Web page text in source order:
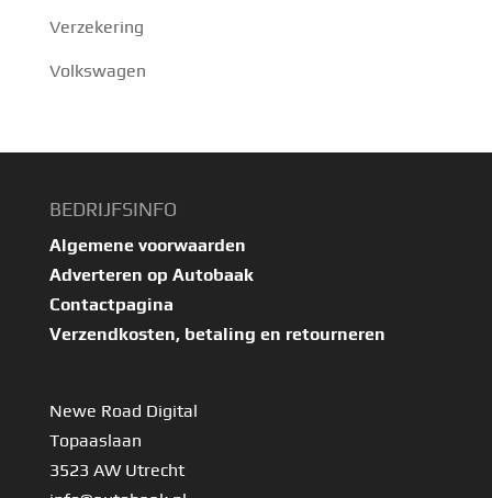
Verzekering
Volkswagen
BEDRIJFSINFO
Algemene voorwaarden
Adverteren op Autobaak
Contactpagina
Verzendkosten, betaling en retourneren
Newe Road Digital
Topaaslaan
3523 AW Utrecht